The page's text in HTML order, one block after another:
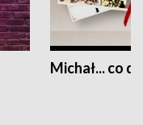
Michał... co